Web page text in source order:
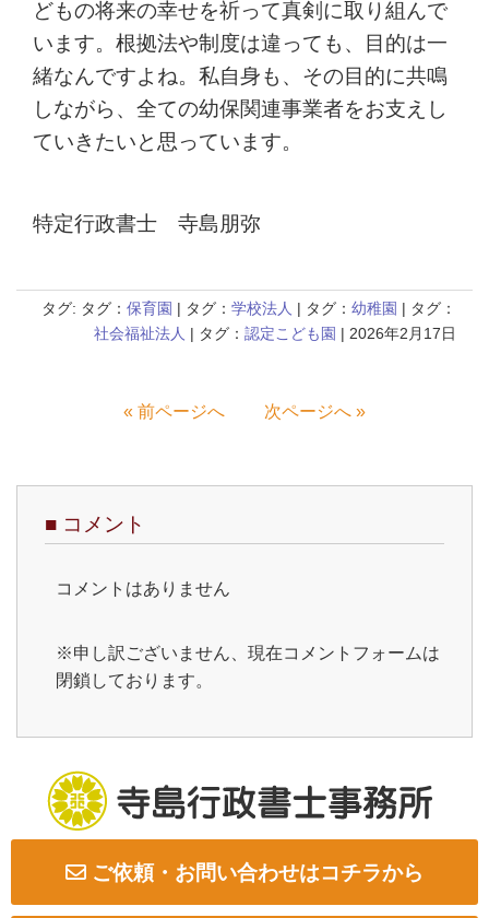
どもの将来の幸せを祈って真剣に取り組んで
います。根拠法や制度は違っても、目的は一
緒なんですよね。私自身も、その目的に共鳴
しながら、全ての幼保関連事業者をお支えし
ていきたいと思っています。
特定行政書士 寺島朋弥
タグ: タグ： 保育園 | タグ： 学校法人 | タグ： 幼稚園 | タグ：
社会福祉法人 | タグ： 認定こども園 | 2026年2月17日
« 前ページへ 次ページへ »
■ コメント
コメントはありません
※申し訳ございません、現在コメントフォームは
閉鎖しております。
ご依頼・お問い合わせはコチラから